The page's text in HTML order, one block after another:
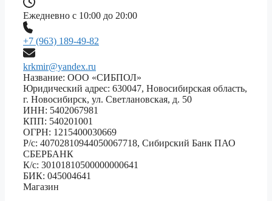
Ежедневно с 10:00 до 20:00
+7 (963) 189-49-82
krkmir@yandex.ru
Название: ООО «СИБПОЛ»
Юридический адрес: 630047, Новосибирская область,
г. Новосибирск, ул. Светлановская, д. 50
ИНН: 5402067981
КПП: 540201001
ОГРН: 1215400030669
Р/с: 40702810944050067718, Сибирский Банк ПАО
СБЕРБАНК
К/с: 30101810500000000641
БИК: 045004641
Магазин